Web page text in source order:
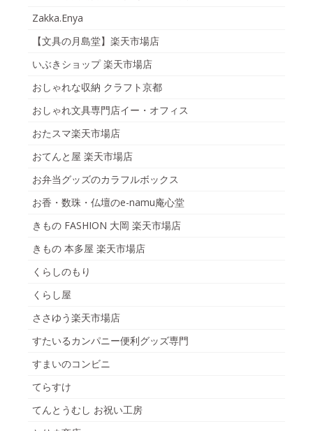
Zakka.Enya
【文具の月島堂】楽天市場店
いぶきショップ 楽天市場店
おしゃれな収納 クラフト京都
おしゃれ文具専門店イー・オフィス
おたスマ楽天市場店
おてんと屋 楽天市場店
お弁当グッズのカラフルボックス
お香・数珠・仏壇のe-namu庵心堂
きもの FASHION 大岡 楽天市場店
きもの 本多屋 楽天市場店
くらしのもり
くらし屋
ささゆう楽天市場店
すたいるカンパニー便利グッズ専門
すまいのコンビニ
てらすけ
てんとうむし お祝い工房